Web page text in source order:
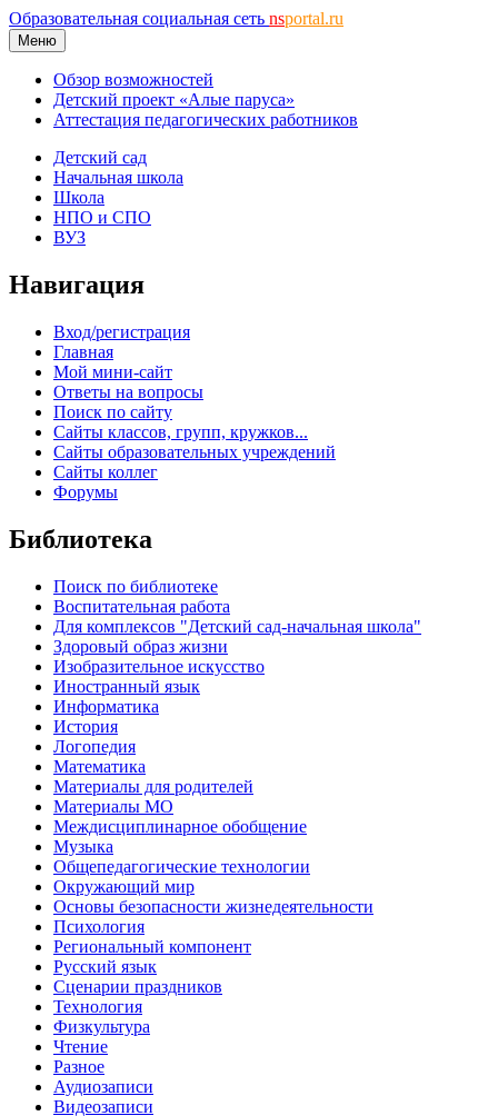
Образовательная социальная сеть nsportal.ru
Меню
Обзор возможностей
Детский проект «Алые паруса»
Аттестация педагогических работников
Детский сад
Начальная школа
Школа
НПО и СПО
ВУЗ
Навигация
Вход/регистрация
Главная
Мой мини-сайт
Ответы на вопросы
Поиск по сайту
Сайты классов, групп, кружков...
Сайты образовательных учреждений
Сайты коллег
Форумы
Библиотека
Поиск по библиотеке
Воспитательная работа
Для комплексов "Детский сад-начальная школа"
Здоровый образ жизни
Изобразительное искусство
Иностранный язык
Информатика
История
Логопедия
Математика
Материалы для родителей
Материалы МО
Междисциплинарное обобщение
Музыка
Общепедагогические технологии
Окружающий мир
Основы безопасности жизнедеятельности
Психология
Региональный компонент
Русский язык
Сценарии праздников
Технология
Физкультура
Чтение
Разное
Аудиозаписи
Видеозаписи